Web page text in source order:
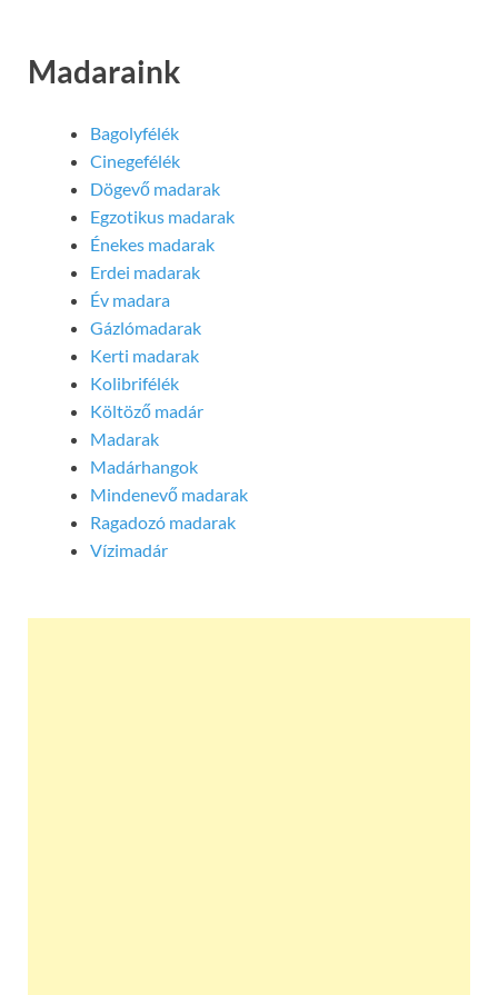
Madaraink
Bagolyfélék
Cinegefélék
Dögevő madarak
Egzotikus madarak
Énekes madarak
Erdei madarak
Év madara
Gázlómadarak
Kerti madarak
Kolibrifélék
Költöző madár
Madarak
Madárhangok
Mindenevő madarak
Ragadozó madarak
Vízimadár